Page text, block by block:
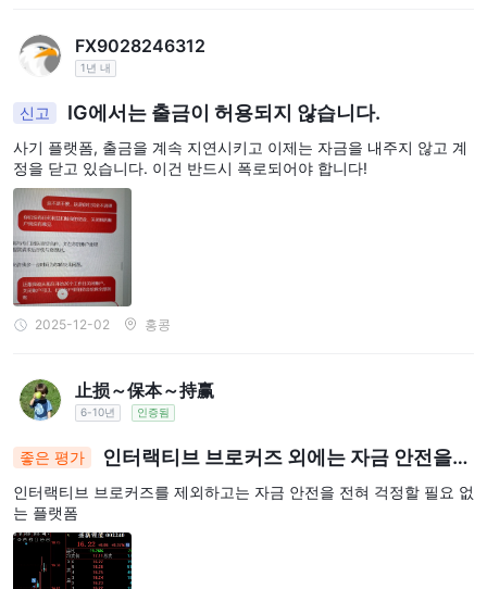
은 2025년 10월 21일 이후로 발생한 모든 거래 수익과 볼륨 리베이
트를 당일에 공제했습니다. 요청: 공제된 모든 자금을 반환하고 내 자
금을 인출할 수 있도록 허용해 주세요.
FX9028246312
1년 내
신고 IG에서는 출금이 허용되지 않습니다.
사기 플랫폼, 출금을 계속 지연시키고 이제는 자금을 내주지 않고 계
정을 닫고 있습니다. 이건 반드시 폭로되어야 합니다!
2025-12-02 홍콩
止损～保本～持赢
6-10년 인증됨
좋은 평가
인터랙티브 브로커즈 외에는 자금 안전을
전혀 걱정할 필요 없는 플랫폼
인터랙티브 브로커즈를 제외하고는 자금 안전을 전혀 걱정할 필요 없
는 플랫폼